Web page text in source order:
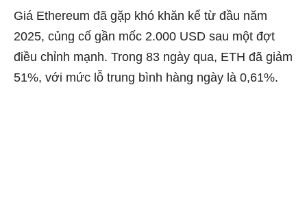
Giá Ethereum đã gặp khó khăn kể từ đầu năm
2025, củng cố gần mốc 2.000 USD sau một đợt
điều chỉnh mạnh. Trong 83 ngày qua, ETH đã giảm
51%, với mức lỗ trung bình hàng ngày là 0,61%.